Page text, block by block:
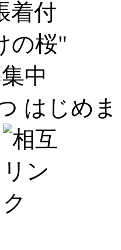
はじめ